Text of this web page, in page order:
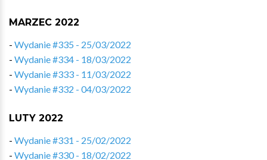
MARZEC 2022
- Wydanie #335 - 25/03/2022
- Wydanie #334 - 18/03/2022
- Wydanie #333 - 11/03/2022
- Wydanie #332 - 04/03/2022
LUTY 2022
- Wydanie #331 - 25/02/2022
- Wydanie #330 - 18/02/2022